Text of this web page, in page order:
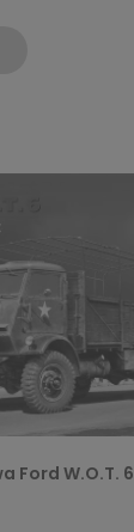
Ford W.O.T. 6